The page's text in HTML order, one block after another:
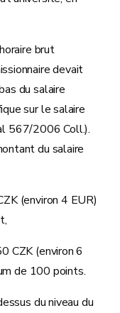
brut
devait
du salaire
sur le salaire
567/2006 Coll.).
du salaire
(environ 4 EUR)
CZK (environ 6
de 100 points.
du niveau du